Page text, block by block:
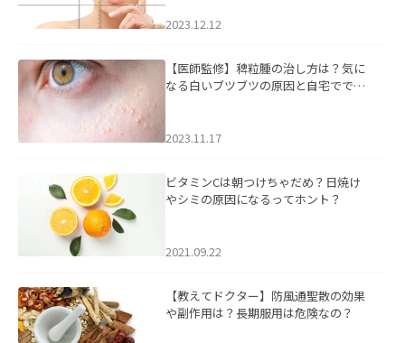
2023.12.12
【医師監修】稗粒腫の治し方は？気に
なる白いブツブツの原因と自宅ででき
2023.11.17
ビタミンCは朝つけちゃだめ？日焼け
やシミの原因になるってホント？
2021.09.22
【教えてドクター】防風通聖散の効果
や副作用は？長期服用は危険なの？